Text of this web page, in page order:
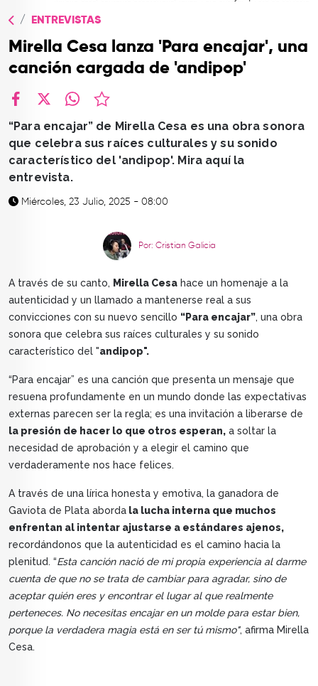
CONTACTO
ENTREVISTAS
Mirella Cesa lanza 'Para encajar', una
canción cargada de 'andipop'
“Para encajar” de Mirella Cesa es una obra sonora
que celebra sus raíces culturales y su sonido
característico del 'andipop'. Mira aquí la
entrevista.
Miércoles, 23 Julio, 2025 - 08:00
Por: Cristian Galicia
A través de su canto, Mirella Cesa hace un homenaje a la
autenticidad y un llamado a mantenerse real a sus
convicciones con su nuevo sencillo “Para encajar”, una obra
sonora que celebra sus raíces culturales y su sonido
característico del "andipop".
“Para encajar” es una canción que presenta un mensaje que
resuena profundamente en un mundo donde las expectativas
externas parecen ser la regla; es una invitación a liberarse de
la presión de hacer lo que otros esperan, a soltar la
necesidad de aprobación y a elegir el camino que
verdaderamente nos hace felices.
A través de una lírica honesta y emotiva, la ganadora de
Gaviota de Plata aborda la lucha interna que muchos
enfrentan al intentar ajustarse a estándares ajenos,
recordándonos que la autenticidad es el camino hacia la
plenitud. “Esta canción nació de mi propia experiencia al darme
cuenta de que no se trata de cambiar para agradar, sino de
aceptar quién eres y encontrar el lugar al que realmente
perteneces. No necesitas encajar en un molde para estar bien,
porque la verdadera magia está en ser tú mismo", afirma Mirella
Cesa.